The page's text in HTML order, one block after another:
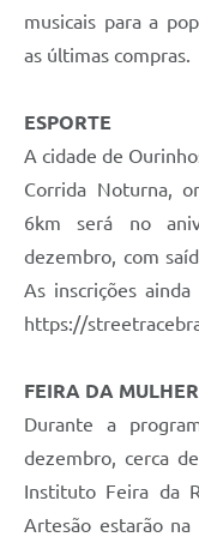
musicais para a
as últimas compras.
ESPORTE
A cidade de
Corrida Noturna,
6km será no
dezembro, com
As inscrições
https://
FEIRA DA
Durante a
dezembro, cerca
Instituto Feira da
Artesão estarão